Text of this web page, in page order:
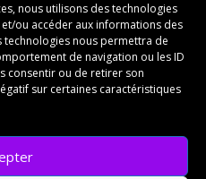
nous utilisons des technologies
ou accéder aux informations des
technologies nous permettra de
de navigation ou les ID
consentir ou de retirer son
sur certaines caractéristiques